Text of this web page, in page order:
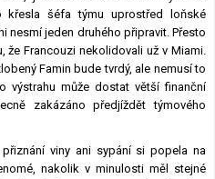
křesla šéfa týmu uprostřed loňské
nesmí jeden druhého připravit. Přesto
že Francouzi nekolidovali už v Miami.
Famin bude tvrdý, ale nemusí to
výstrahu může dostat větší finanční
zakázáno předjíždět týmového
viny ani sypání si popela na
nakolik v minulosti měl stejné